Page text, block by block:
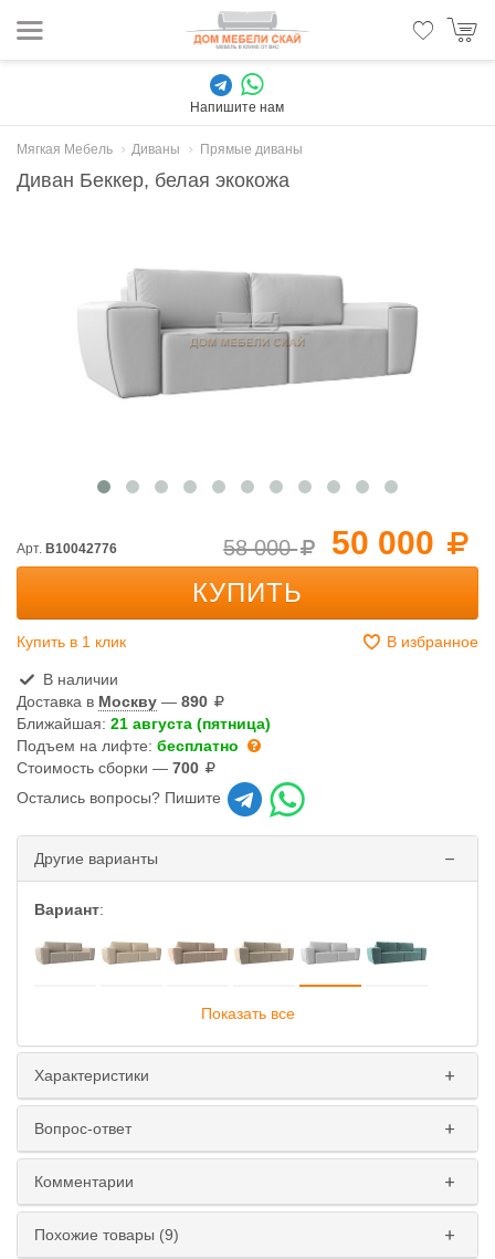
Напишите нам
Мягкая Мебель Диваны Прямые диваны
Диван Беккер, белая экокожа
50 000
58 000
Арт. B10042776
КУПИТЬ
Купить в 1 клик В избранное
В наличии
Доставка в Москву — 890
Ближайшая: 21 августа (пятница)
Подъем на лифте: бесплатно
Стоимость сборки — 700
Остались вопросы? Пишите
Другие варианты
Вариант:
Показать все
Характеристики
Вопрос-ответ
Комментарии
Похожие товары (9)